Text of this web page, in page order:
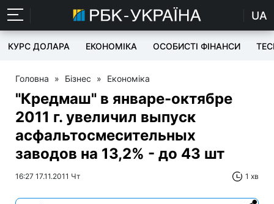
UA
КУРС ДОЛАРА ЕКОНОМІКА ОСОБИСТІ ФІНАНСИ
Головна » Бізнес » Економіка
"Кредмаш" в январе-октябре
2011 г. увеличил выпуск
асфальтосмесительных
заводов на 13,2% - до 43 шт
16:27 17.11.2011 Чт 1 хв